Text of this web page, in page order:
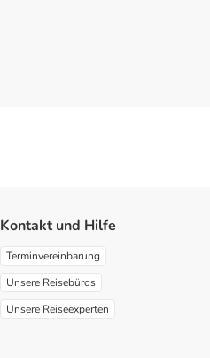
Kontakt und Hilfe
Terminvereinbarung
Unsere Reisebüros
Unsere Reiseexperten